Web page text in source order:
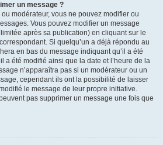
un message ?
modérateur, vous ne pouvez modifier ou
Vous pouvez modifier un message
après sa publication) en cliquant sur le
Si quelqu’un a déjà répondu au
en bas du message indiquant qu’il a été
a été modifié ainsi que la date et l’heure de la
n’apparaîtra pas si un modérateur ou un
cependant ils ont la possibilité de laisser
le message de leur propre initiative.
pas supprimer un message une fois que